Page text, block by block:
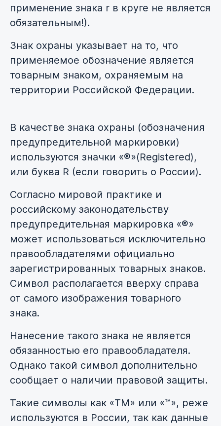
применение знака r в круге не является
обязательным!).
Знак охраны указывает на то, что
применяемое обозначение является
товарным знаком, охраняемым на
территории Российской Федерации.
В качестве знака охраны (обозначения
предупредительной маркировки)
используются значки «®»(Registered),
или буква R (если говорить о России).
Согласно мировой практике и
российскому законодательству
предупредительная маркировка «®»
может использоваться исключительно
правообладателями официально
зарегистрированных товарных знаков.
Символ располагается вверху справа
от самого изображения товарного
знака.
Нанесение такого знака не является
обязанностью его правообладателя.
Однако такой символ дополнительно
сообщает о наличии правовой защиты.
Такие символы как «TM» или «™», реже
используются в России, так как данные